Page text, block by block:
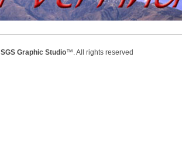
SGS Graphic Studio™. All rights reserved